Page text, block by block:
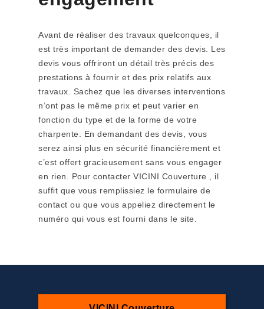
Avant de réaliser des travaux quelconques, il
est très important de demander des devis. Les
devis vous offriront un détail très précis des
prestations à fournir et des prix relatifs aux
travaux. Sachez que les diverses interventions
n’ont pas le même prix et peut varier en
fonction du type et de la forme de votre
charpente. En demandant des devis, vous
serez ainsi plus en sécurité financièrement et
c’est offert gracieusement sans vous engager
en rien. Pour contacter VICINI Couverture , il
suffit que vous remplissiez le formulaire de
contact ou que vous appeliez directement le
numéro qui vous est fourni dans le site.